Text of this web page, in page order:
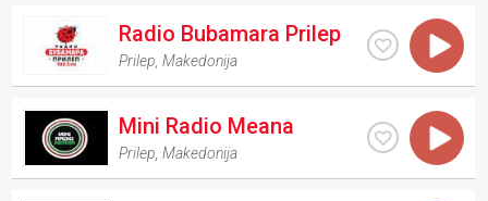
Radio Bubamara Prilep
Prilep ,Makedonija
Mini Radio Meana
Prilep ,Makedonija